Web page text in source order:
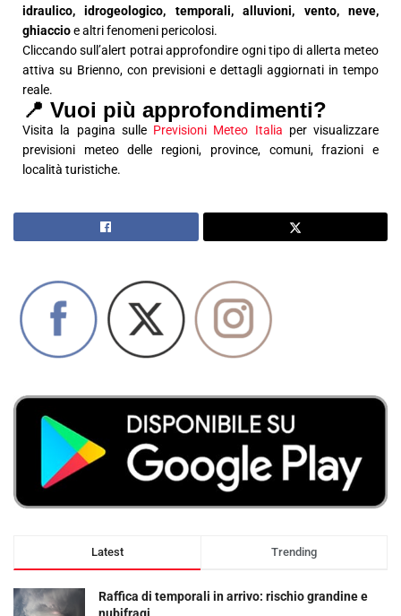
idraulico, idrogeologico, temporali, alluvioni, vento, neve,
ghiaccioe altri fenomeni pericolosi.
Cliccando sull’alert potrai approfondire ogni tipo di allerta meteo
attiva su Brienno, con previsioni e dettagli aggiornati in tempo
reale.
📍 Vuoi più approfondimenti?
Visita la pagina sulle Previsioni Meteo Italia per visualizzare
previsioni meteo delle regioni, province, comuni, frazioni e
località turistiche.
Latest Trending
Raffica di temporali in arrivo: rischio grandine e
nubifragi